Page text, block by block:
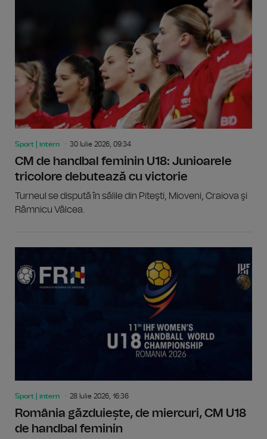
Sport | intern 30 Iulie 2026, 09:34
CM de handbal feminin U18: Junioarele
tricolore debutează cu victorie
Turneul se dispută în sălile din Piteşti, Mioveni, Craiova şi
Râmnicu Vâlcea.
Sport | intern 28 Iulie 2026, 16:36
România găzduiește, de miercuri, CM U18
de handbal feminin